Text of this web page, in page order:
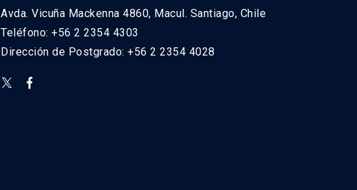
Avda. Vicuña Mackenna 4860, Macul. Santiago, Chile
Teléfono: +56 2 2354 4303
Dirección de Postgrado: +56 2 2354 4028